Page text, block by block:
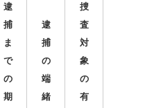
逮
捕
ま
で
の
期
逮
捕
の
端
緒
捜
査
対
象
の
有